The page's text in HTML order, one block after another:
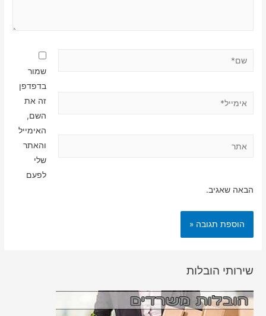
שמור
בדפדפן
זה את
השם,
האימייל
והאתר
שלי
לפעם
הבאה שאגיב.
שירותי הובלות